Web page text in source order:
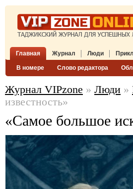
Главная Журнал
В номере Слово редактора
Люди
Журнал VIPzone » Люди »
известность»
«Самое большое